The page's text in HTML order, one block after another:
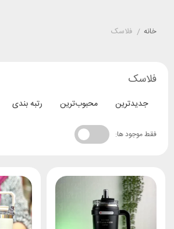
خانه / فلاسک
فلاسک
جدیدترین محبوب‌ترین رتبه بندی
فقط موجود ها: